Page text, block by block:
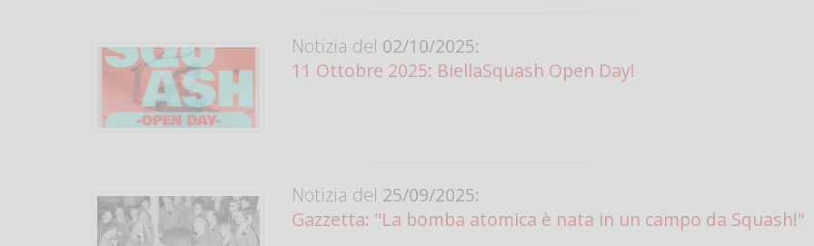
Notizia del 02/10/2025:
11 Ottobre 2025: BiellaSquash Open Day!
Notizia del 25/09/2025:
Gazzetta: "La bomba atomica è nata in un campo da Squash!"